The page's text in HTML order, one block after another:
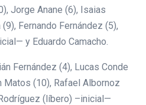
Jorge Anane (6), Isaias
Fernando Fernández (5),
y Eduardo Camacho.
Fernández (4), Lucas Conde
Matos (10), Rafael Albornoz
(líbero) –inicial—